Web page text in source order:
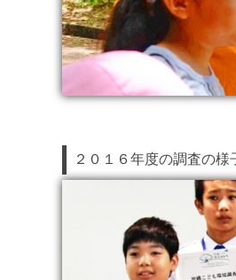
２０１６年度の調査の様